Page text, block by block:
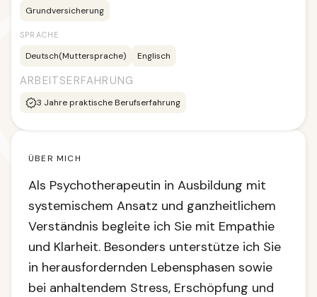
Grundversicherung
SPRACHE
Deutsch(Muttersprache) Englisch
ARBEITSERFAHRUNG
3 Jahre praktische Berufserfahrung
ÜBER MICH
Als Psychotherapeutin in Ausbildung mit
systemischem Ansatz und ganzheitlichem
Verständnis begleite ich Sie mit Empathie
und Klarheit. Besonders unterstütze ich Sie
in herausfordernden Lebensphasen sowie
bei anhaltendem Stress, Erschöpfung und